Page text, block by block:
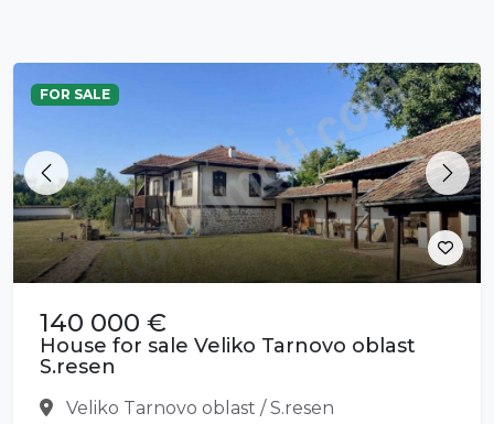
Previous Next
FOR SALE
140 000 €
House for sale Veliko Tarnovo oblast
S.resen
Veliko Tarnovo oblast / S.resen